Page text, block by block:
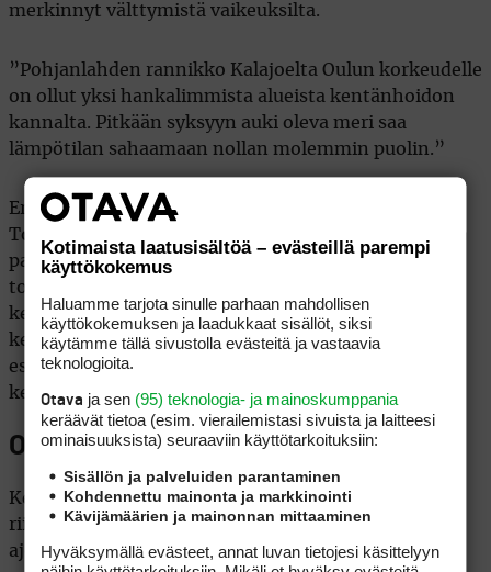
Kotimaista laatusisältöä – evästeillä parempi
käyttökokemus
Haluamme tarjota sinulle parhaan mahdollisen
käyttökokemuksen ja laadukkaat sisällöt, siksi
käytämme tällä sivustolla evästeitä ja vastaavia
teknologioita.
Otava ja sen (95) teknologia- ja mainoskumppania
keräävät tietoa (esim. vierailemis­tasi sivuista ja laitteesi
ominaisuuk­sista) seuraaviin käyttötarkoituksiin:
Sisällön ja palveluiden parantaminen
Kohdennettu mainonta ja markkinointi
Kävijämäärien ja mainonnan mittaaminen
Hyväksymällä evästeet, annat luvan tietojesi käsittelyyn
merkinnyt välttymistä vaikeuksilta.
”Pohjanlahden rannikko Kalajoelta Oulun korkeudelle
on ollut yksi hankalimmista alueista kentänhoidon
kannalta. Pitkään syksyyn auki oleva meri saa
lämpötilan sahaamaan nollan molemmin puolin.”
Erot voivat olla hyvinkin suuria myös alueellisesti.
Topografialla on niin suuri merkitys
paikallisilmastossa, että olosuhteet kahdella
toisistaan joidenkin kilometrien päässä sijaitsevalla
kentällä voivat olla radikaalisti erilaiset. Lisäksi
kentän sisäinen mikroilmasto voi heijastua
esimerkiksi siihen, kuinka kasvu eri puolilla
kenttäaluetta lähtee käyntiin.
Oikea-aikaisuus keväällä arvossaan
Kentän herääminen hyvään pelattavaan kuntoon
riippuu myös hoitotoimien oikeaan osuvasta
ajoituksesta.